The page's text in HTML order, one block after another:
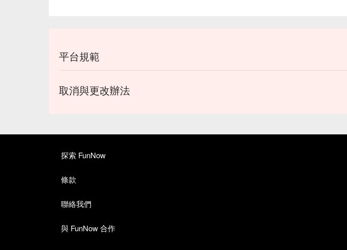
平台規範
取消與更改辦法
探索 FunNow
條款
聯絡我們
與 FunNow 合作